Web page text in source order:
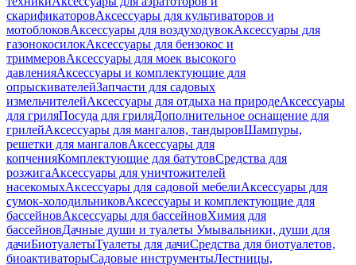
скарификаторовАксессуары для культиваторов и
мотоблоковАксессуары для воздуходувокАксессуары для
газонокосилокАксессуары для бензокос и
триммеровАксессуары для моек высокого
давленияАксессуары и комплектующие для
опрыскивателейЗапчасти для садовых
измельчителейАксессуары для отдыха на природеАксессуары
для гриляПосуда для гриляДополнительное оснащение для
грилейАксессуары для мангалов, тандыровШампуры,
решетки для мангаловАксессуары для
копченияКомплектующие для батутовСредства для
розжигаАксессуары для уничтожителей
насекомыхАксессуары для садовой мебелиАксессуары для
сумок-холодильниковАксессуары и комплектующие для
бассейновАксессуары для бассейновХимия для
бассейновДачные души и туалеты Умывальники, души для
дачиБиотуалетыТуалеты для дачиСредства для биотуалетов,
биоактиваторыСадовые инструментыЛестницы,